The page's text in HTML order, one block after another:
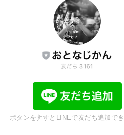
ボタンを押すとLINEで友だち追加でき